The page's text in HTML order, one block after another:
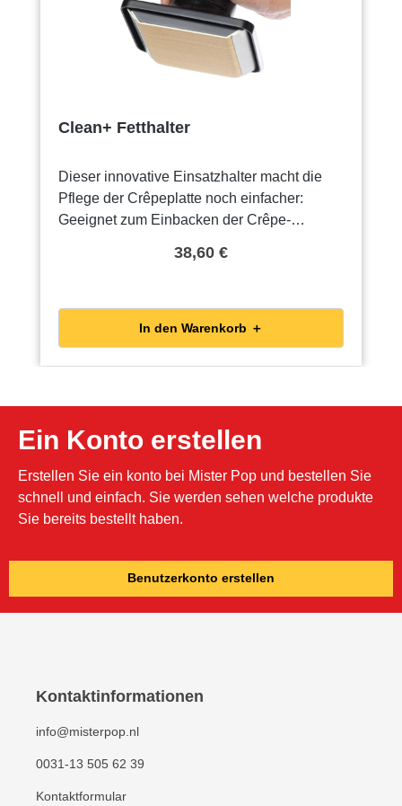
Clean+ Fetthalter
Dieser innovative Einsatzhalter macht die
Pflege der Crêpeplatte noch einfacher:
Geeignet zum Einbacken der Crêpe-
dem GebrauchGeeignet für die Reinigung
EinsätzenVerwenden Sie 1 bis 3 Filze (im
Lieferumfang enthalten) und lassen Sie sie
dank des Drehgriffs einfach einrasten.
38,60 €
In den Warenkorb ＋
Ein Konto erstellen
Erstellen Sie ein konto bei Mister Pop und bestellen Sie
schnell und einfach. Sie werden sehen welche produkte
Sie bereits bestellt haben.
Benutzerkonto erstellen
Kontaktinformationen
info@misterpop.nl
0031-13 505 62 39
Kontaktformular